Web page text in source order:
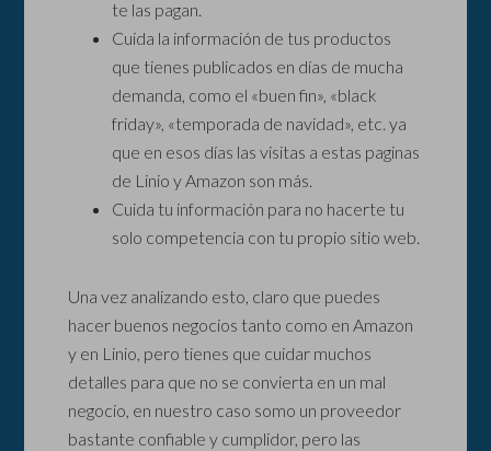
te las pagan.
Cuida la información de tus productos
que tienes publicados en días de mucha
demanda, como el «buen fin», «black
friday», «temporada de navidad», etc. ya
que en esos días las visitas a estas paginas
de Linio y Amazon son más.
Cuida tu información para no hacerte tu
solo competencia con tu propio sitio web.
Una vez analizando esto, claro que puedes
hacer buenos negocios tanto como en Amazon
y en Linio, pero tienes que cuidar muchos
detalles para que no se convierta en un mal
negocio, en nuestro caso somo un proveedor
bastante confiable y cumplidor, pero las